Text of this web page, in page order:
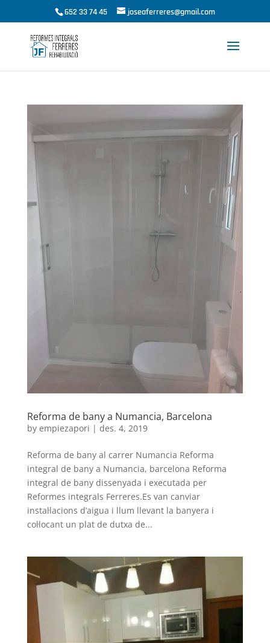
652 33 74 45 joseaferreres@gmail.com
Reforma de bany a Numancia, Barcelona
by empiezapori | des. 4, 2019
Reforma de bany al carrer Numancia Reforma
integral de bany a Numancia, barcelona Reforma
integral de bany dissenyada i executada per
Reformes integrals Ferreres.Es van canviar
instal·lacions d’aigua i llum llevant la banyera i
col·locant un plat de dutxa de...